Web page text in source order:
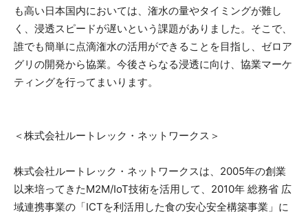
も高い日本国内においては、潅水の量やタイミングが難し
く、浸透スピードが遅いという課題がありました。そこで、
誰でも簡単に点滴潅水の活用ができることを目指し、ゼロア
グリの開発から協業。今後さらなる浸透に向け、協業マーケ
ティングを行ってまいります。
＜株式会社ルートレック・ネットワークス＞
株式会社ルートレック・ネットワークスは、2005年の創業
以来培ってきたM2M/IoT技術を活用して、2010年 総務省 広
域連携事業の「ICTを利活用した食の安心安全構築事業」に